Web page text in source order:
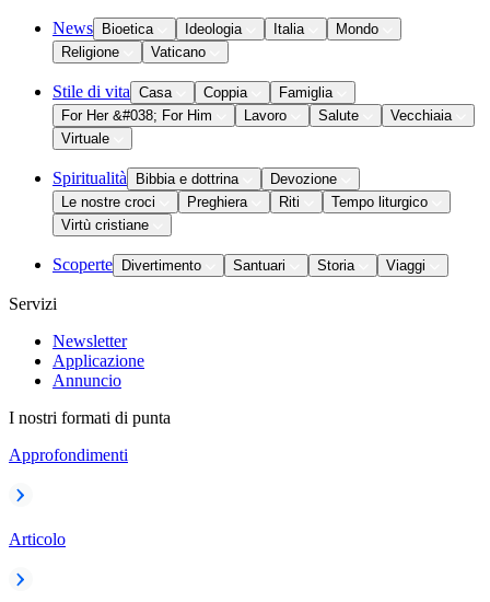
News Bioetica Ideologia Italia
Mondo
Religione
Vaticano
Stile di vita Casa Coppia
Famiglia
For Her &#038; For Him
Lavoro Salute
Vecchiaia
Virtuale
Spiritualità Bibbia e dottrina
Devozione
Le nostre croci
Preghiera Riti
Tempo liturgico
Virtù cristiane
Scoperte Divertimento Santuari Storia Viaggi
Servizi
Newsletter
Applicazione
Annuncio
I nostri formati di punta
Approfondimenti
Articolo